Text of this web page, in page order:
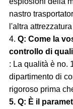
nastro
l'altra
4. Q: Come la
controllo di
: La qualità è no.
dipartimento di
rigoroso prima
5. Q: È il